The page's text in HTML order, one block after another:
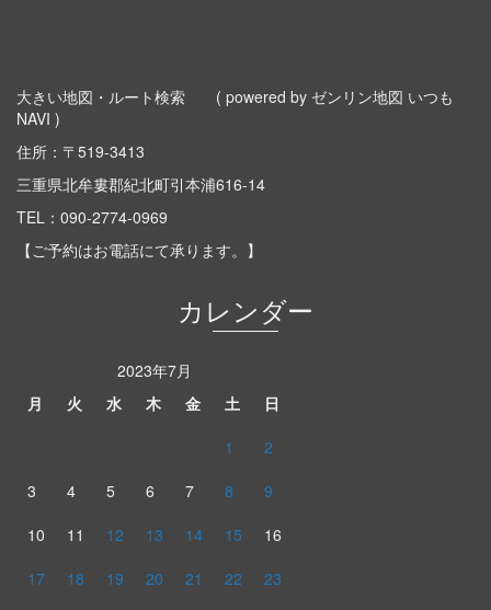
大きい地図・ルート検索
( powered by ゼンリン地図 いつも
NAVI )
住所：〒519-3413
三重県北牟婁郡紀北町引本浦616-14
TEL： 090-2774-0969
【ご予約はお電話にて承ります。】
カレンダー
2023年7月
月
火 水 木 金 土
日
1
2
3
4 5 6 7 8
9
10
11 12 13 14 15
16
17
18 19 20 21 22
23